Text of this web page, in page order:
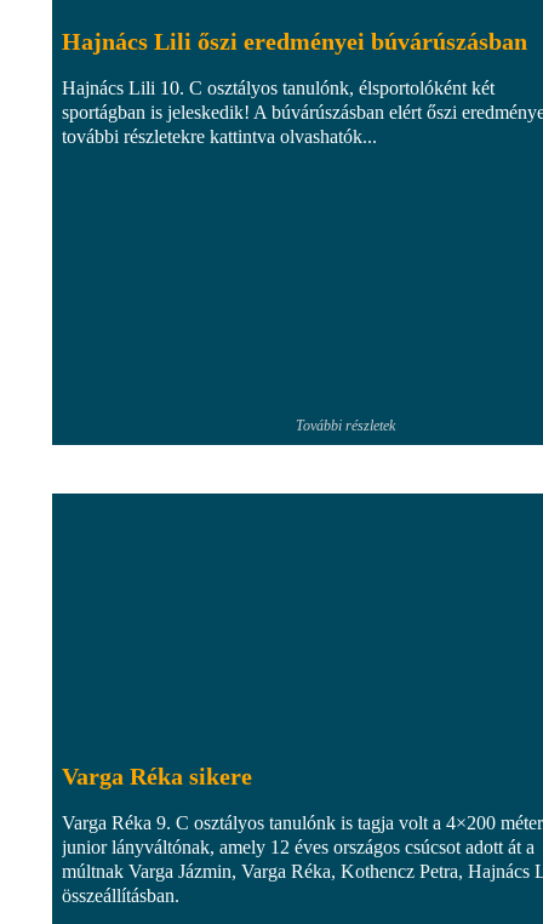
Hajnács Lili őszi eredményei búvárúszásban
Hajnács Lili 10. C osztályos tanulónk, élsportolóként két
sportágban is jeleskedik! A búvárúszásban elért őszi
további részletekre kattintva olvashatók...
További részletek
Varga Réka sikere
Varga Réka 9. C osztályos tanulónk is tagja volt a 4×200
junior lányváltónak, amely 12 éves országos csúcsot adott át a
múltnak Varga Jázmin, Varga Réka, Kothencz Petra, Hajnács
összeállításban.